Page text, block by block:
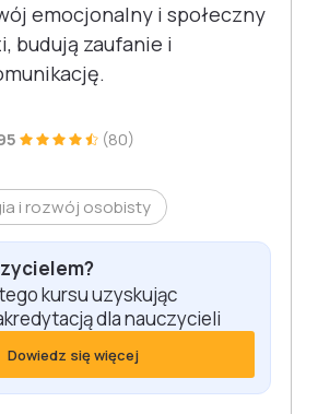
emocjonalny i społeczny
budują zaufanie i
(80)
i rozwój osobisty
kursu uzyskując
dla nauczycieli
Dowiedz się więcej